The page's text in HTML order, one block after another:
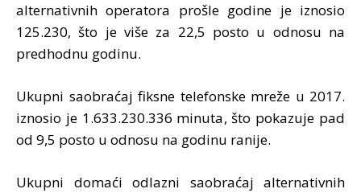
alternativnih operatora prošle godine je iznosio
125.230, što je više za 22,5 posto u odnosu na
predhodnu godinu.
Ukupni saobraćaj fiksne telefonske mreže u 2017.
iznosio je 1.633.230.336 minuta, što pokazuje pad
od 9,5 posto u odnosu na godinu ranije.
Ukupni domaći odlazni saobraćaj alternativnih